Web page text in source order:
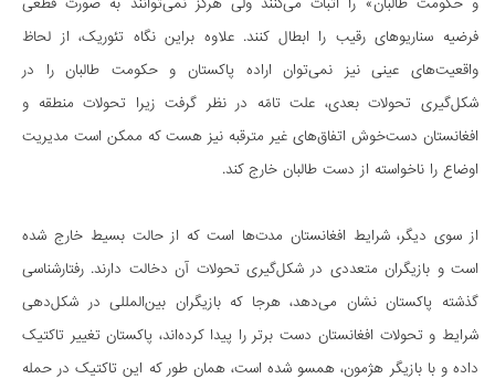
فرضیه‌‌ سناریوهای رقیب را ابطال کنند. علاوه براین نگاه تئوریک، از لحاظ
واقعیت‌های عینی نیز نمی‌توان اراده پاکستان و حکومت طالبان را در
شکل‌گیری تحولات بعدی، علت تامّه در نظر گرفت زیرا تحولات منطقه و
افغانستان دست‌خوش اتفاق‌های غیر مترقبه نیز هست که ممکن است مدیریت
اوضاع را ناخواسته از دست طالبان خارج کند.
از سوی دیگر، شرایط افغانستان مدت‌ها است که از حالت بسیط خارج شده
است و بازیگران متعددی در شکل‌گیری تحولات آن دخالت دارند. رفتارشناسی
گذشته‌ پاکستان نشان می‌دهد، هرجا که بازیگران بین‌المللی در شکل‌دهی
شرایط و تحولات افغانستان دست برتر را پیدا کرده‌اند، پاکستان تغییر تاکتیک
داده و با بازیگر هژمون، همسو شده است، همان طور که این تاکتیک در حمله